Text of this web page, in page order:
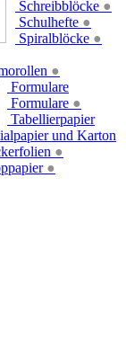
Schreibblöcke ●
Schulhefte ●
Spiralblöcke ●
●
Formulare
Formulare ●
Tabellierpapier
und Karton
●
●